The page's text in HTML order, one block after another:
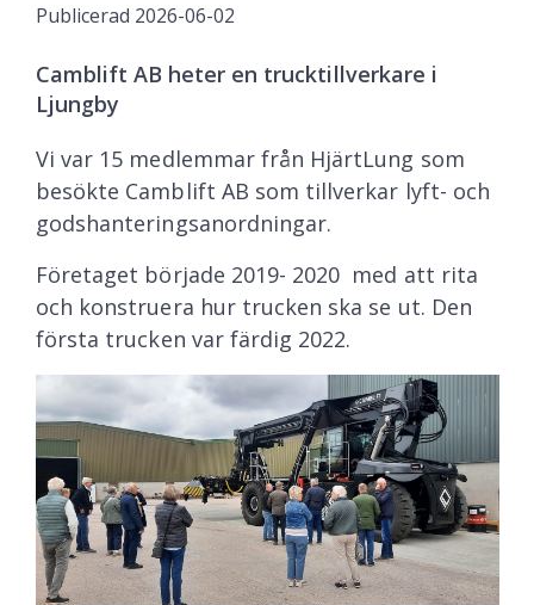
Publicerad 2026-06-02
Camblift AB heter en trucktillverkare i
Ljungby
Vi var 15 medlemmar från HjärtLung som
besökte Camblift AB som tillverkar lyft- och
godshanteringsanordningar.
Företaget började 2019- 2020 med att rita
och konstruera hur trucken ska se ut. Den
första trucken var färdig 2022.